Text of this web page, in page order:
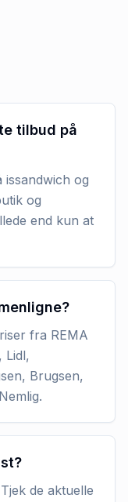
tilbud på
issandwich og
og
end kun at
fra REMA
Lidl,
Brugsen,
de aktuelle